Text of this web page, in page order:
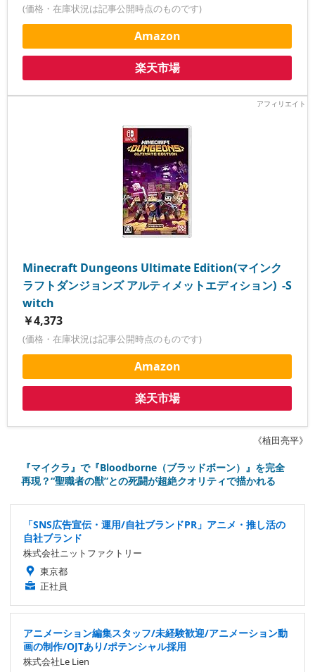
(価格・在庫状況は記事公開時点のものです)
Amazon
楽天市場
Minecraft Dungeons Ultimate Edition(マインク
ラフトダンジョンズ アルティメットエディション) -S
witch
￥4,373
(価格・在庫状況は記事公開時点のものです)
Amazon
楽天市場
《植田亮平》
『マイクラ』で『Bloodborne（ブラッドボーン）』を完全
再現？“聖職者の獣”との死闘が超絶クオリティで描かれる
「SNS広告宣伝・運用/自社ブランドPR」アニメ・推し活の
自社ブランド
株式会社ニットファクトリー
東京都
正社員
アニメーション編集スタッフ/未経験歓迎/アニメーション動
画の制作/OJTあり/ポテンシャル採用
株式会社Le Lien